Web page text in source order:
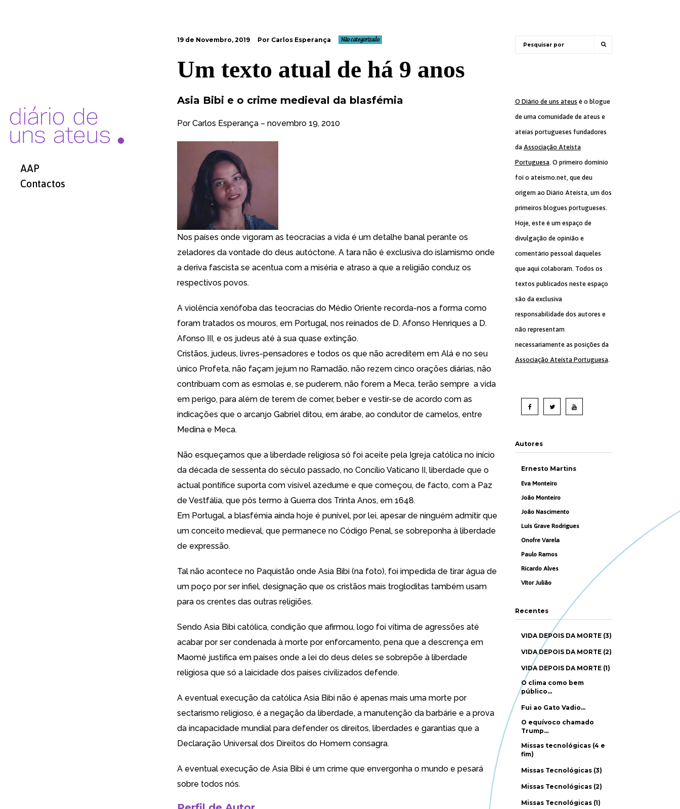
AAP
Contactos
19 de Novembro, 2019 Por Carlos Esperança Não categorizado
Um texto atual de há 9 anos
Asia Bibi e o crime medieval da blasfémia
PorCarlos Esperança – novembro 19, 2010
Nos países onde vigoram as teocracias a vida é um detalhe banal perante os
zeladores da vontade do deus autóctone. A tara não é exclusiva do islamismo onde
a deriva fascista se acentua com a miséria e atraso a que a religião conduz os
respectivos povos.
A violência xenófoba das teocracias do Médio Oriente recorda-nos a forma como
foram tratados os mouros, em Portugal, nos reinados de D. Afonso Henriques a D.
Afonso III, e os judeus até à sua quase extinção.
Cristãos, judeus, livres-pensadores e todos os que não acreditem em Alá e no seu
único Profeta, não façam jejum no Ramadão, não rezem cinco orações diárias, não
contribuam com as esmolas e, se puderem, não forem a Meca, terão sempre a vida
em perigo, para além de terem de comer, beber e vestir-se de acordo com as
indicações que o arcanjo Gabriel ditou, em árabe, ao condutor de camelos, entre
Medina e Meca.
Não esqueçamos que a liberdade religiosa só foi aceite pela Igreja católica no início
da década de sessenta do século passado, no Concílio Vaticano II, liberdade que o
actual pontífice suporta com visível azedume e que começou, de facto, com a Paz
de Vestfália, que pôs termo à Guerra dos Trinta Anos, em 1648.
Em Portugal, a blasfémia ainda hoje é punível, por lei, apesar de ninguém admitir que
um conceito medieval, que permanece no Código Penal, se sobreponha à liberdade
de expressão.
Tal não acontece no Paquistão onde Asia Bibi (na foto), foi impedida de tirar água de
um poço por ser infiel, designação que os cristãos mais trogloditas também usam
para os crentes das outras religiões.
Sendo Asia Bibi católica, condição que afirmou, logo foi vítima de agressões até
acabar por ser condenada à morte por enforcamento, pena que a descrença em
Maomé justifica em países onde a lei do deus deles se sobrepõe à liberdade
religiosa que só a laicidade dos países civilizados defende.
A eventual execução da católica Asia Bibi não é apenas mais uma morte por
sectarismo religioso, é a negação da liberdade, a manutenção da barbárie e a prova
da incapacidade mundial para defender os direitos, liberdades e garantias que a
Declaração Universal dos Direitos do Homem consagra.
A eventual execução de Asia Bibi é um crime que envergonha o mundo e pesará
sobre todos nós.
O Diário de uns ateus é o blogue
de uma comunidade de ateus e
ateias portugueses fundadores
da Associação Ateísta
Portuguesa. O primeiro domínio
foi o ateismo.net, que deu
origem ao Diário Ateísta, um dos
primeiros blogues portugueses.
Hoje, este é um espaço de
divulgação de opinião e
comentário pessoal daqueles
que aqui colaboram. Todos os
textos publicados neste espaço
são da exclusiva
responsabilidade dos autores e
não representam
necessariamente as posições da
Associação Ateísta Portuguesa.
Autores
Ernesto Martins
Eva Monteiro
João Monteiro
João Nascimento
Luís Grave Rodrigues
Onofre Varela
Paulo Ramos
Ricardo Alves
Vítor Julião
Recentes
VIDA DEPOIS DA MORTE (3)
VIDA DEPOIS DA MORTE (2)
VIDA DEPOIS DA MORTE (1)
O clima como bem
público…
Fui ao Gato Vadio…
O equívoco chamado
Trump…
Missas tecnológicas (4 e
fim)
Missas Tecnológicas (3)
Missas Tecnológicas (2)
Missas Tecnológicas (1)